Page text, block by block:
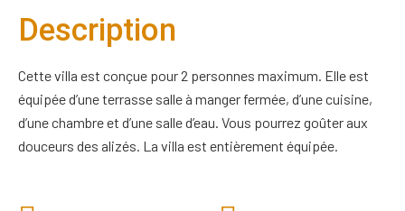
Description
Cette villa est conçue pour 2 personnes maximum. Elle est
équipée d’une terrasse salle à manger fermée, d’une cuisine,
d’une chambre et d’une salle d’eau. Vous pourrez goûter aux
douceurs des alizés. La villa est entièrement équipée.